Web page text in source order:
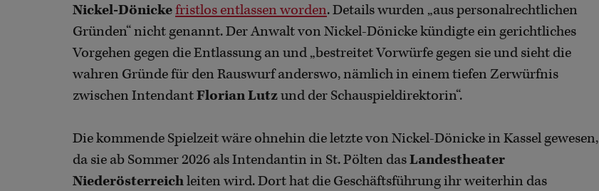
Nickel-Dönickefristlos entlassen worden. Details wurden „aus personalrechtlichen
Gründen“ nicht genannt. Der Anwalt von Nickel-Dönicke kündigte ein gerichtliches
Vorgehen gegen die Entlassung an und „bestreitet Vorwürfe gegen sie und sieht die
wahren Gründe für den Rauswurf anderswo, nämlich in einem tiefen Zerwürfnis
zwischen IntendantFlorian Lutzund der Schauspieldirektorin“.
Die kommende Spielzeit wäre ohnehin die letzte von Nickel-Dönicke in Kassel gewesen,
da sie ab Sommer 2026 als Intendantin in St. Pölten dasLandestheater
Niederösterreichleiten wird. Dort hat die Geschäftsführung ihr weiterhin das